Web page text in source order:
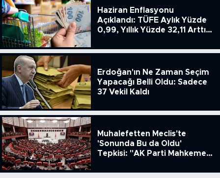
Haziran Enflasyonu
Açıklandı: TÜFE Aylık Yüzde
0,99, Yıllık Yüzde 32,11 Arttı,
51.49
Erdoğan'ın Ne Zaman Seçim
Yapacağı Belli Oldu: Sadece
37 Vekil Kaldı
Muhalefetten Meclis'te
'Sonunda Bu da Oldu'
Tepkisi: "AK Parti Mahkeme
Kanun Çıkardı"